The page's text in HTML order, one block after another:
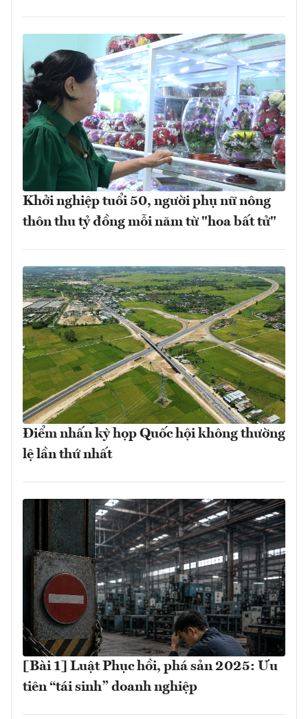
Khởi nghiệp tuổi 50, người phụ nữ nông
thôn thu tỷ đồng mỗi năm từ "hoa bất tử"
Điểm nhấn kỳ họp Quốc hội không thường
lệ lần thứ nhất
[Bài 1] Luật Phục hồi, phá sản 2025: Ưu
tiên “tái sinh” doanh nghiệp